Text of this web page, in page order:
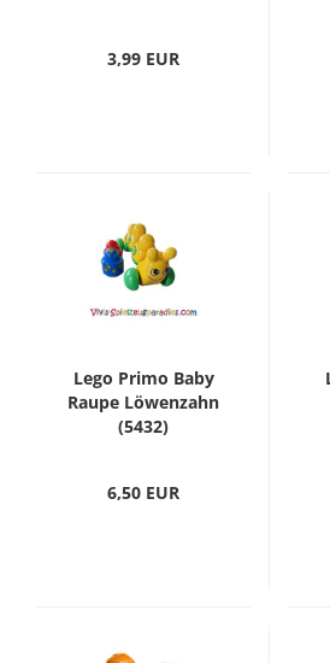
3,99 EUR
Lego Primo Baby
Raupe Löwenzahn
(5432)
6,50 EUR